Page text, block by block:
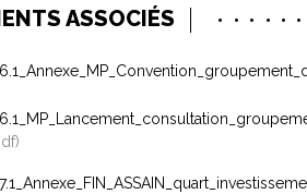
ASSOCIÉS